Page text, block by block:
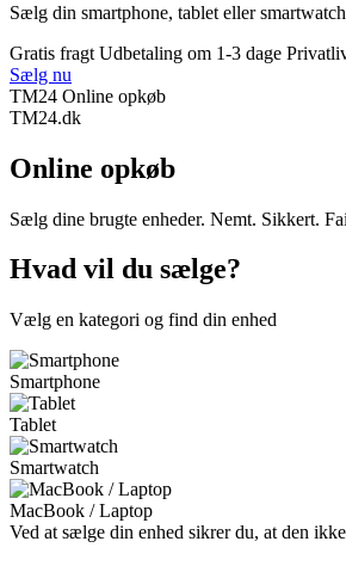
Sælg din smartphone, tablet eller
Gratis fragt Udbetaling om 1-3 dage
Sælg nu
TM24 Online opkøb
TM24.dk
Online opkøb
Sælg dine brugte enheder. Nemt. Sikkert.
Hvad vil du sælge?
Vælg en kategori og find din enhed
Smartphone
Tablet
Smartwatch
MacBook / Laptop
Ved at sælge din enhed sikrer du, at den